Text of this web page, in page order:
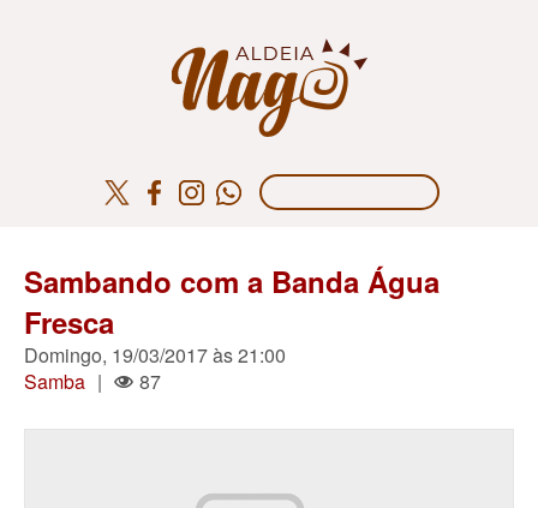
Sambando com a Banda Água
Fresca
Domingo, 19/03/2017 às 21:00
Samba | 87